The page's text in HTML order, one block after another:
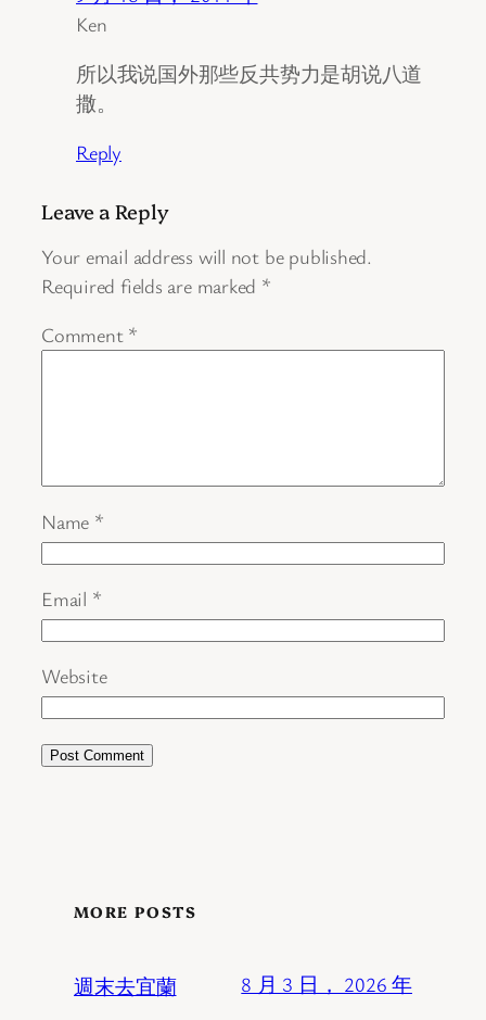
Ken
所以我说国外那些反共势力是胡说八道
撒。
Reply
Leave a Reply
Your email address will not be published.
Required fields are marked *
Comment *
Name *
Email *
Website
MORE POSTS
週末去宜蘭 8 月 3 日， 2026 年